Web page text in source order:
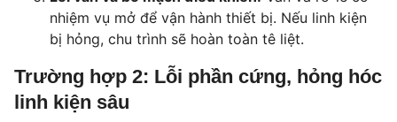
nhiệm vụ mở để vận hành thiết bị. Nếu linh kiện
bị hỏng, chu trình sẽ hoàn toàn tê liệt.
Trường hợp 2: Lỗi phần cứng, hỏng hóc
linh kiện sâu